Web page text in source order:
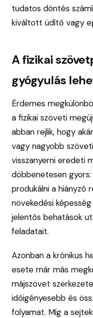
tudatos döntés
kiváltott üdítő vagy
A fizikai
gyógyulás
Érdemes
a fizikai szöveti
abban rejlik, hogy
vagy nagyobb
visszanyerni eredeti
döbbenetesen
produkálni a hiányzó
növekedési
jelentős behatások
feladatait.
Azonban a krónikus
esete már más
májszövet
időigényesebb és
folyamat. Míg a